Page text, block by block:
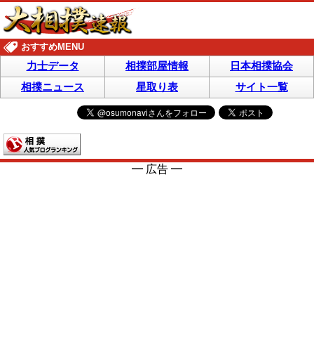
おすすめMENU
力士データ 相撲部屋情報
日本相撲協会
相撲ニュース
星取り表 サイト一覧
━ 広告 ━